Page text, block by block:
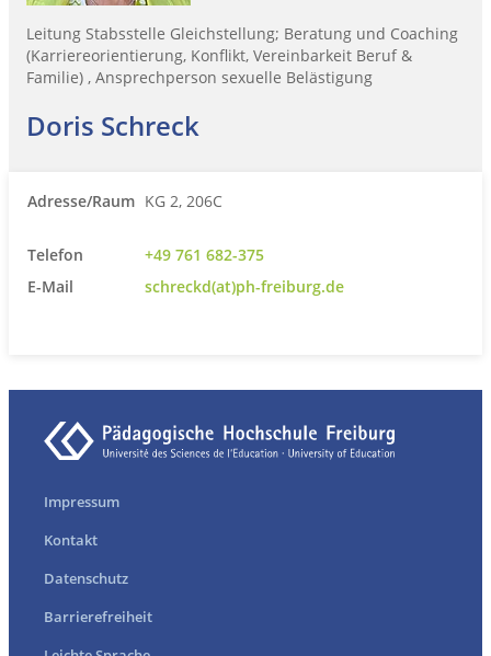
Leitung Stabsstelle Gleichstellung; Beratung und Coaching
(Karriereorientierung, Konflikt, Vereinbarkeit Beruf &
Familie) , Ansprechperson sexuelle Belästigung
Doris Schreck
Adresse/Raum KG 2, 206C
Telefon
+49 761 682-375
E-Mail
schreckd(at)ph-freiburg.de
Impressum
Kontakt
Datenschutz
Barrierefreiheit